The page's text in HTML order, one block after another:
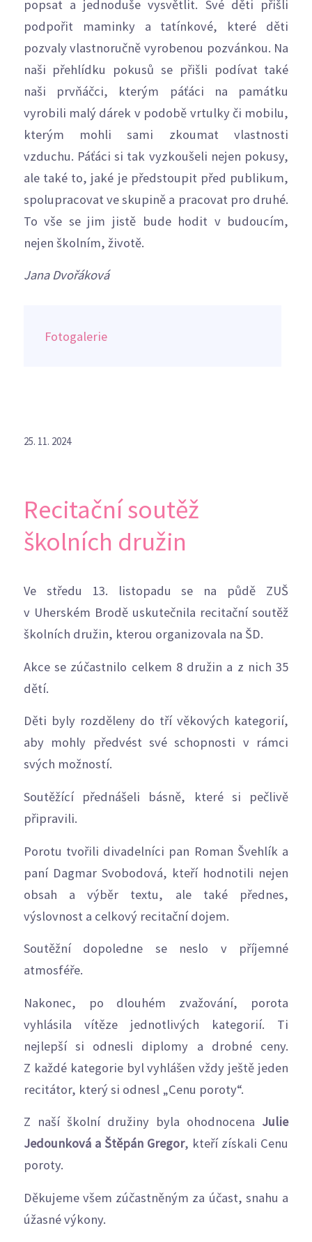
popsat a jednoduše vysvětlit. Své děti přišli
podpořit maminky a tatínkové, které děti
pozvaly vlastnoručně vyrobenou pozvánkou. Na
naši přehlídku pokusů se přišli podívat také
naši prvňáčci, kterým páťáci na památku
vyrobili malý dárek v podobě vrtulky či mobilu,
kterým mohli sami zkoumat vlastnosti
vzduchu. Páťáci si tak vyzkoušeli nejen pokusy,
ale také to, jaké je předstoupit před publikum,
spolupracovat ve skupině a pracovat pro druhé.
To vše se jim jistě bude hodit v budoucím,
nejen školním, životě.
Jana Dvořáková
Fotogalerie
25. 11. 2024
Recitační soutěž
školních družin
Ve středu 13. listopadu se na půdě ZUŠ
v Uherském Brodě uskutečnila recitační soutěž
školních družin, kterou organizovala na ŠD.
Akce se zúčastnilo celkem 8 družin a z nich 35
dětí.
Děti byly rozděleny do tří věkových kategorií,
aby mohly předvést své schopnosti v rámci
svých možností.
Soutěžící přednášeli básně, které si pečlivě
připravili.
Porotu tvořili divadelníci pan Roman Švehlík a
paní Dagmar Svobodová, kteří hodnotili nejen
obsah a výběr textu, ale také přednes,
výslovnost a celkový recitační dojem.
Soutěžní dopoledne se neslo v příjemné
atmosféře.
Nakonec, po dlouhém zvažování, porota
vyhlásila vítěze jednotlivých kategorií. Ti
nejlepší si odnesli diplomy a drobné ceny.
Z každé kategorie byl vyhlášen vždy ještě jeden
recitátor, který si odnesl „Cenu poroty“.
Z naší školní družiny byla ohodnocena Julie
Jedounková a Štěpán Gregor, kteří získali Cenu
poroty.
Děkujeme všem zúčastněným za účast, snahu a
úžasné výkony.